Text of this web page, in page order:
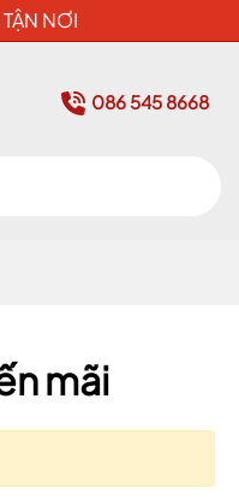
NƠI
086 545 8668
mãi